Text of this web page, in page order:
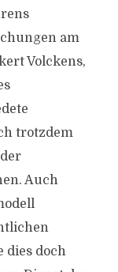
am
Volckens,
trotzdem
Auch
dies doch